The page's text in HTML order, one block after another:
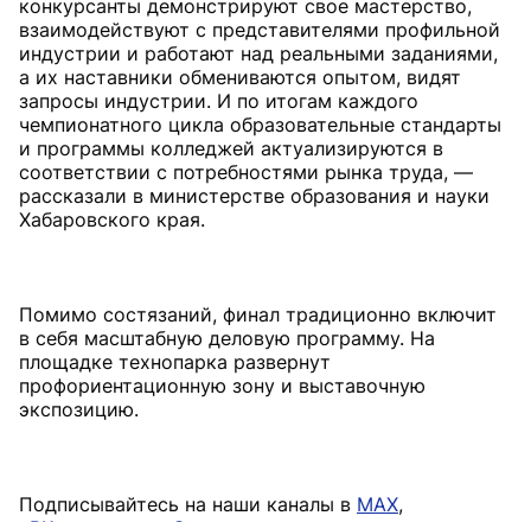
конкурсанты демонстрируют свое мастерство,
взаимодействуют с представителями профильной
индустрии и работают над реальными заданиями,
а их наставники обмениваются опытом, видят
запросы индустрии. И по итогам каждого
чемпионатного цикла образовательные стандарты
и программы колледжей актуализируются в
соответствии с потребностями рынка труда, —
рассказали в министерстве образования и науки
Хабаровского края.
Помимо состязаний, финал традиционно включит
в себя масштабную деловую программу. На
площадке технопарка развернут
профориентационную зону и выставочную
экспозицию.
Подписывайтесь на наши каналы в MAX,